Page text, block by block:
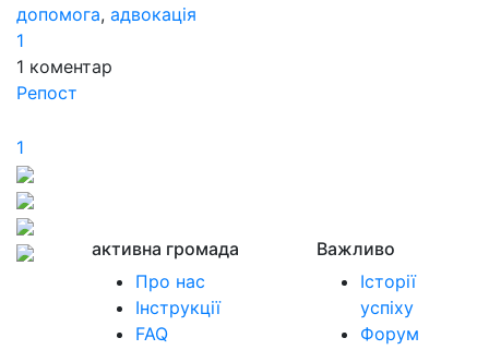
допомога, адвокація
1
1 коментар
Репост
1
активна громада
Про нас
Інструкції
FAQ
Важливо
Історії
успіху
Форум